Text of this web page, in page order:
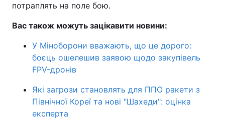
потраплять на поле бою.
Вас також можуть зацікавити новини:
У Міноборони вважають, що це дорого:
боєць ошелешив заявою щодо закупівель
FPV-дронів
Які загрози становлять для ППО ракети з
Північної Кореї та нові "Шахеди": оцінка
експерта